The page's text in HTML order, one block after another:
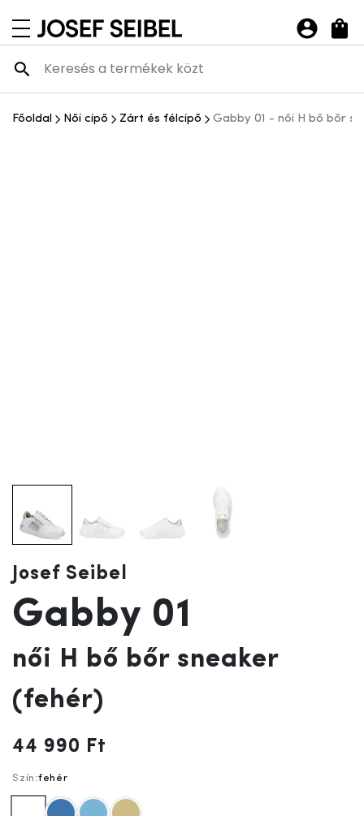
navigációs menü megnyitása
Josef Seibel Webshop
Főoldal Női cipő Zárt és félcipő Gabby 01 - női H bő bőr
Josef Seibel
Gabby 01
női H bő bőr sneaker
(fehér)
44 990 Ft
Szín:fehér
fehérkék világoskék
drapp